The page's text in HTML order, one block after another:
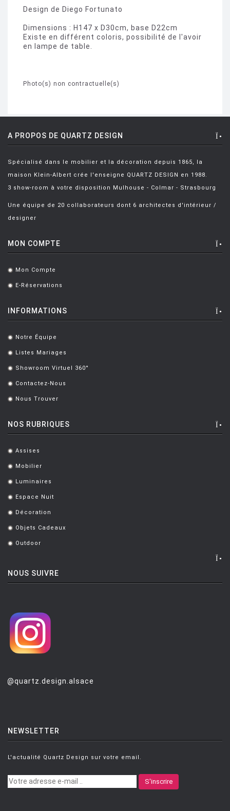
Design de Diego Fortunato
Dimensions : H147 x D30cm, base D22cm
Existe en différent coloris, possibilité de l'avoir
en lampe de table.
Photo(s) non contractuelle(s)
A PROPOS DE QUARTZ DESIGN
Spécialisé dans le mobilier et la décoration depuis 1865, la
maison Klein-Albert crée l'enseigne QUARTZ DESIGN en 1988.
3 show-room à votre disposition Mulhouse - Colmar - Strasbourg
Une équipe de 20 collaborateurs dont 6 architectes d'intérieur /
designer
MON COMPTE
. Mon Compte
. E-Réservations
INFORMATIONS
. Notre Équipe
. Listes Mariages
. Showroom Virtuel 360°
. Contactez-Nous
. Nous Trouver
NOS RUBRIQUES
. Assises
. Mobilier
. Luminaires
. Espace Nuit
. Décoration
. Objets Cadeaux
. Outdoor
NOUS SUIVRE
@quartz.design.alsace
NEWSLETTER
L'actualité Quartz Design sur votre email.
S'inscrire